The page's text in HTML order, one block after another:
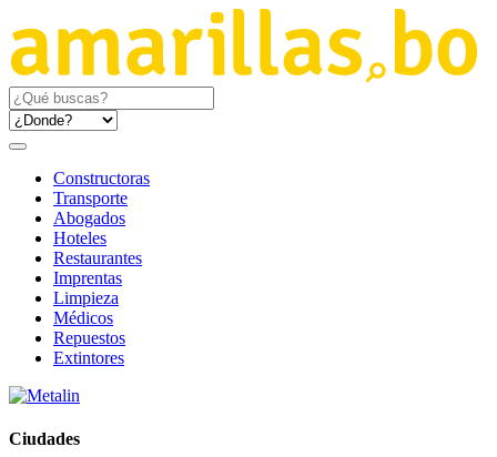
Constructoras
Transporte
Abogados
Hoteles
Restaurantes
Imprentas
Limpieza
Médicos
Repuestos
Extintores
Ciudades